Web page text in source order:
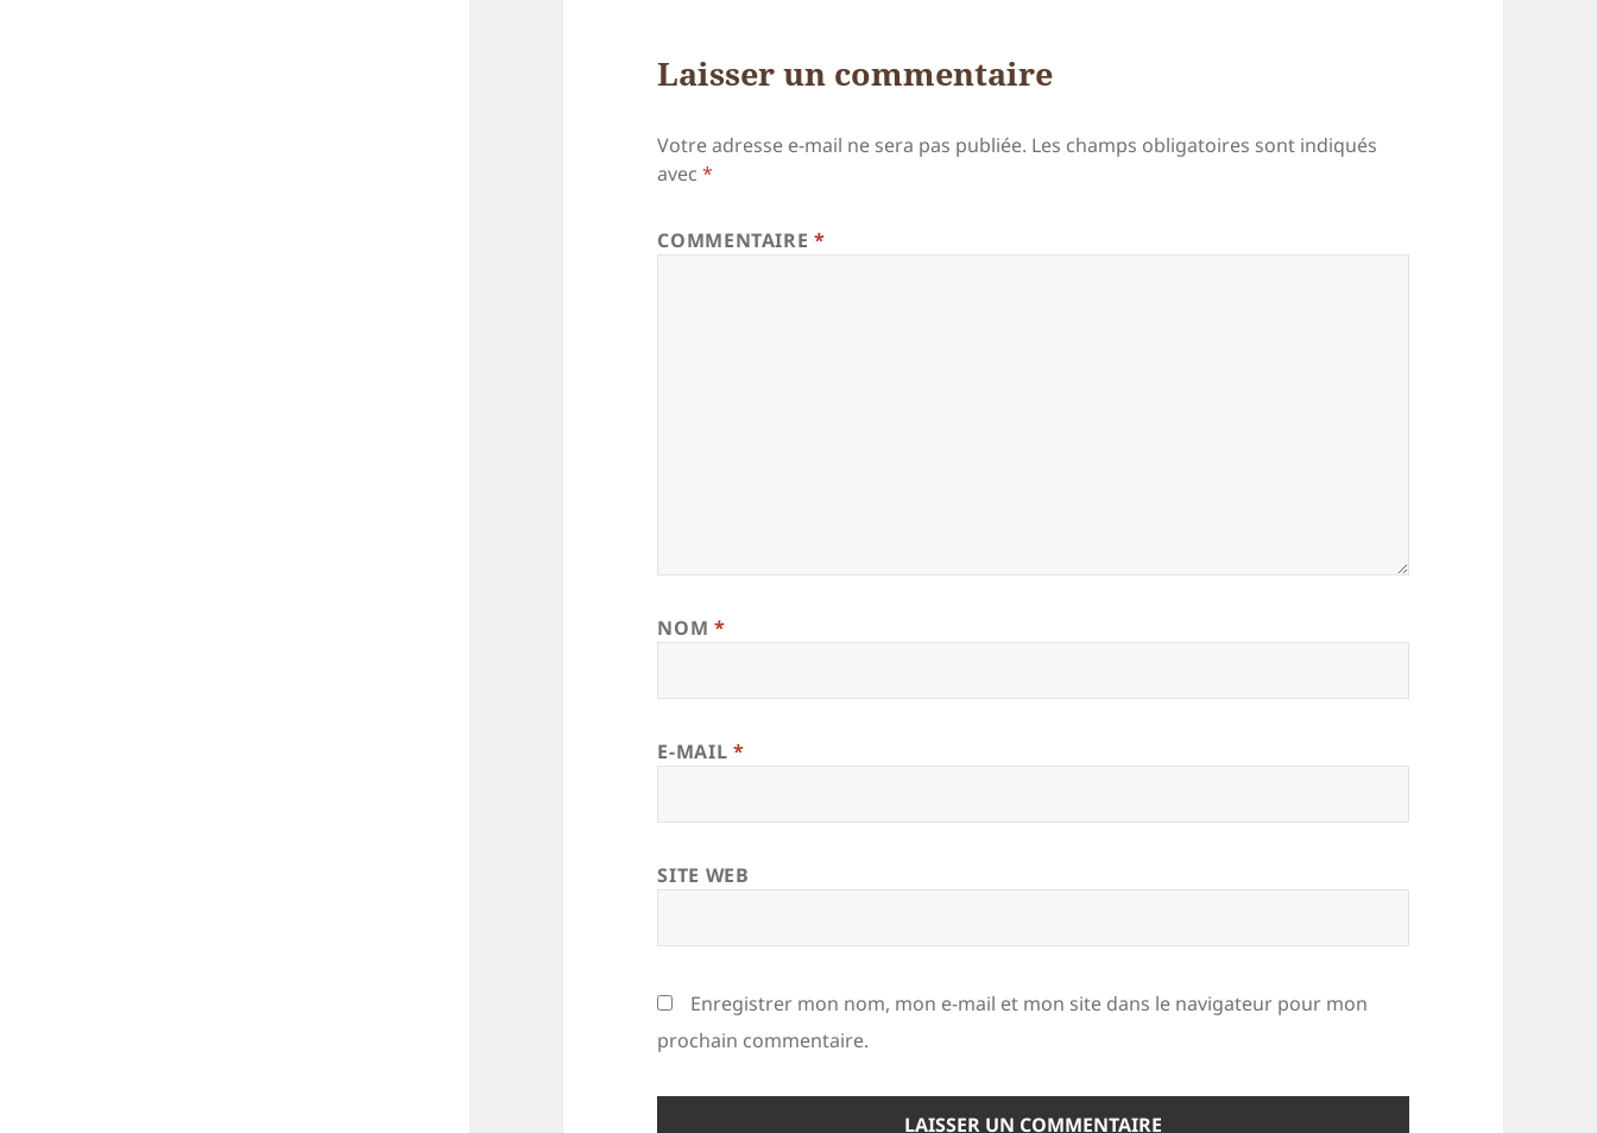
Laisser un commentaire
Votre adresse e-mail ne sera pas publiée. Les champs obligatoires sont indiqués
avec*
COMMENTAIRE*
NOM *
E-MAIL *
SITE WEB
Enregistrer mon nom, mon e-mail et mon site dans le navigateur pour mon
prochain commentaire.